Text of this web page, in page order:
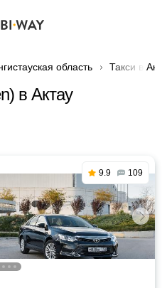
область Такси в
в Актау
9.9 109